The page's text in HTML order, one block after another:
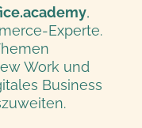
,
Experte.
Work und
Business